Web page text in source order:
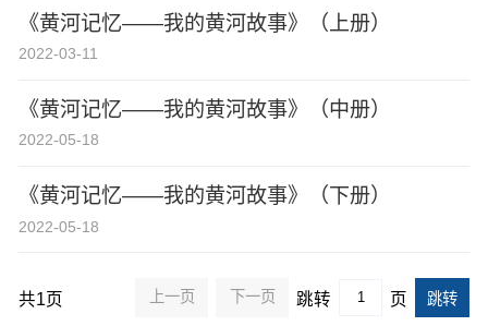
政协党建 政协工作 会议活动
委员履职 政协论坛 专委会工作
《黄河记忆——我的黄河故事》（上册）
2022-03-11
《黄河记忆——我的黄河故事》（中册）
2022-05-18
《黄河记忆——我的黄河故事》（下册）
2022-05-18
共1页 上一页 下一页 跳转 页 跳转